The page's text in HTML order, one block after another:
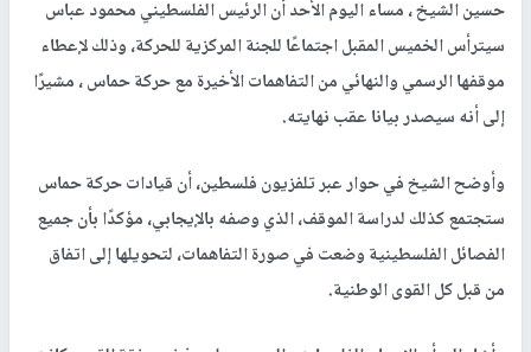
حسين الشيخ ، مساء اليوم الأحد أن الرئيس الفلسطيني محمود عباس
سيترأس الخميس المقبل اجتماعًا للجنة المركزية للحركة، وذلك لإعطاء
موقفها الرسمي والنهائي من التفاهمات الأخيرة مع حركة حماس ، مشيرًا
إلى أنه سيصدر بيانا عقب نهايته.
وأوضح الشيخ في حوار عبر تلفزيون فلسطين، أن قيادات حركة حماس
ستجتمع كذلك لدراسة الموقف، الذي وصفه بالإيجابي، مؤكدًا بأن جميع
الفصائل الفلسطينية وضعت في صورة التفاهمات، لتحويلها إلى اتفاق
من قبل كل القوى الوطنية.